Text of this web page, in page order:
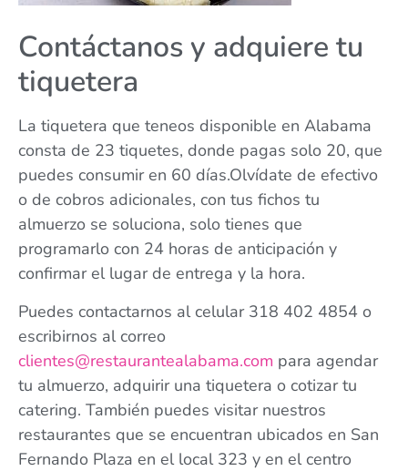
Contáctanos y adquiere tu
tiquetera
La tiquetera que teneos disponible en Alabama
consta de 23 tiquetes, donde pagas solo 20, que
puedes consumir en 60 días.Olvídate de efectivo
o de cobros adicionales, con tus fichos tu
almuerzo se soluciona, solo tienes que
programarlo con 24 horas de anticipación y
confirmar el lugar de entrega y la hora.
Puedes contactarnos al celular 318 402 4854 o
escribirnos al correo
clientes@restaurantealabama.com para agendar
tu almuerzo, adquirir una tiquetera o cotizar tu
catering. También puedes visitar nuestros
restaurantes que se encuentran ubicados en San
Fernando Plaza en el local 323 y en el centro